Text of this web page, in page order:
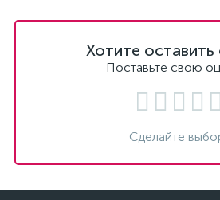
Хотите оставить
Поставьте свою
Сделайте